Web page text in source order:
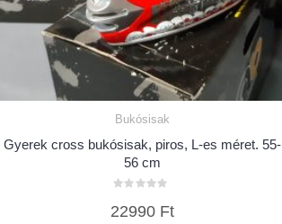
Bukósisak
Gyerek cross bukósisak, piros, L-es méret. 55-
56 cm
0
22990 Ft